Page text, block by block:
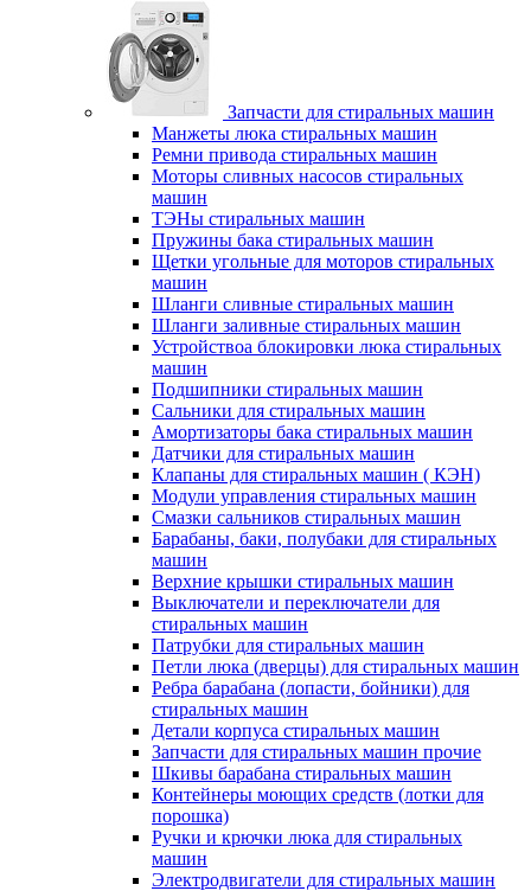
Запчасти для стиральных машин
Манжеты люка стиральных машин
Ремни привода стиральных машин
Моторы сливных насосов стиральных
машин
ТЭНы стиральных машин
Пружины бака стиральных машин
Щетки угольные для моторов стиральных
машин
Шланги сливные стиральных машин
Шланги заливные стиральных машин
Устройствоа блокировки люка стиральных
машин
Подшипники стиральных машин
Сальники для стиральных машин
Амортизаторы бака стиральных машин
Датчики для стиральных машин
Клапаны для стиральных машин ( КЭН)
Модули управления стиральных машин
Смазки сальников стиральных машин
Барабаны, баки, полубаки для стиральных
машин
Верхние крышки стиральных машин
Выключатели и переключатели для
стиральных машин
Патрубки для стиральных машин
Петли люка (дверцы) для стиральных машин
Ребра барабана (лопасти, бойники) для
стиральных машин
Детали корпуса стиральных машин
Запчасти для стиральных машин прочие
Шкивы барабана стиральных машин
Контейнеры моющих средств (лотки для
порошка)
Ручки и крючки люка для стиральных
машин
Электродвигатели для стиральных машин